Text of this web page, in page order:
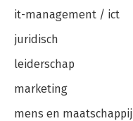
it-management / ict
juridisch
leiderschap
marketing
mens en maatschappij